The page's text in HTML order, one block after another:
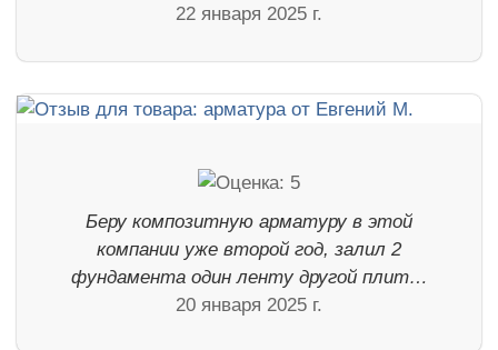
22 января 2025 г.
Беру композитную арматуру в этой
компании уже второй год, залил 2
фундамента один ленту другой плит…
20 января 2025 г.